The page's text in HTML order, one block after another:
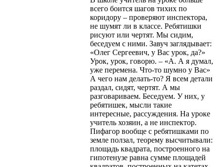
всего боится шагов тихих по
коридору – проверяют инспектора,
не шумят ли в классе. Ребятишки
рисуют или чертят. Мы сидим,
беседуем с ними. Завуч заглядывает:
«Олег Сергеевич, у Вас урок, да?»
Урок, урок, говорю. – «А. А я думал,
уже перемена. Что-то шумно у Вас»
А чего нам делать-то? Я всем детали
раздал, сидят, чертят. А мы
разговариваем. Беседуем. У них, у
ребятишек, мысли такие
интересные, рассуждения. На уроке
учитель хозяин, а не инспектор.
Пифагор вообще с ребятишками по
земле ползал, теорему высчитывали:
площадь квадрата, построенного на
гипотенузе равна сумме площадей